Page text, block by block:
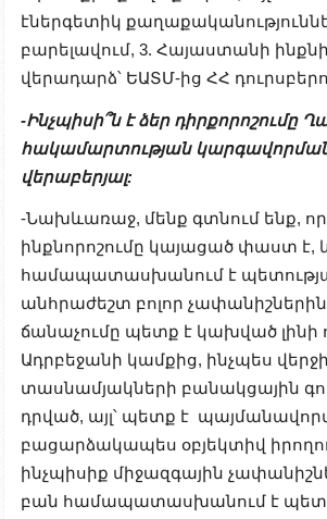
էներգետիկ
բարելավում, 3. Հայաստանի
վերադարձ՝ ԵԱՏՄ-ից ՀՀ
-Ինչպիսի՞ն է ձեր դիրքորոշումը
հակամարտության
վերաբերյալ:
-Նախևառաջ, մենք գտնում ենք,
ինքնորոշումը կայացած փաստ է,
համապատասխանում է
անհրաժեշտ բոլոր
ճանաչումը պետք է կախված լինի
Ադրբեջանի կամքից, ինչպես
տասնամյակների բանակցային
դրված, այլ՝ պետք է
բացարձակապես օբյեկտիվ
ինչպիսիք միջազգային
բան համապատասխանում է